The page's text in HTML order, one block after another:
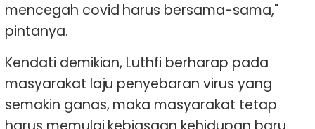
mencegah covid harus bersama-sama,"
pintanya.
Kendati demikian, Luthfi berharap pada
masyarakat laju penyebaran virus yang
semakin ganas, maka masyarakat tetap